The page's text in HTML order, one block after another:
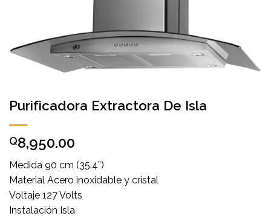
Purificadora Extractora De Isla
Q8,950.00
Medida 90 cm (35.4”)
Material Acero inoxidable y cristal
Voltaje 127 Volts
Instalación Isla